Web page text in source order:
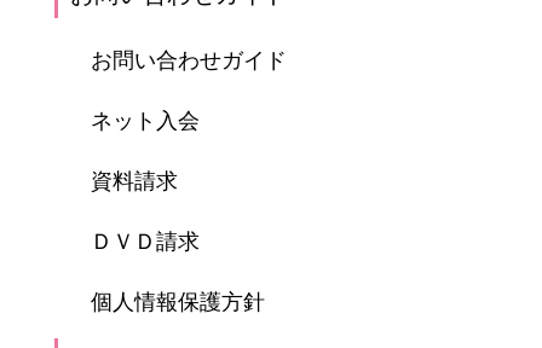
お問い合わせガイド
ネット入会
資料請求
ＤＶＤ請求
個人情報保護方針